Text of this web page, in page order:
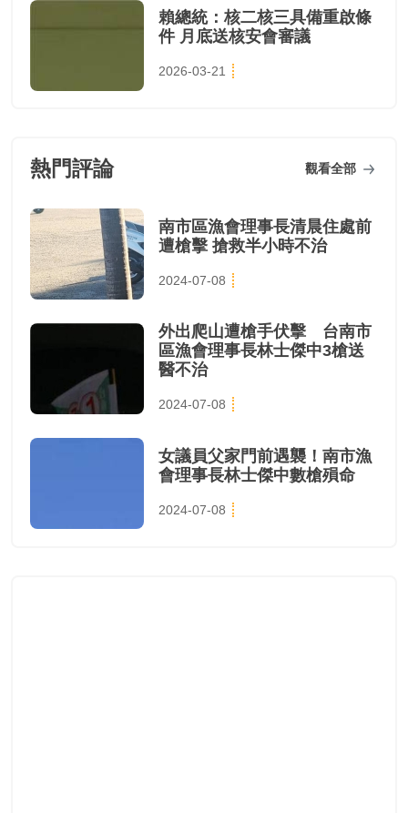
賴總統：核二核三具備重啟條
件 月底送核安會審議
2026-03-21
熱門評論 觀看全部
南市區漁會理事長清晨住處前
遭槍擊 搶救半小時不治
2024-07-08
外出爬山遭槍手伏擊 台南市
區漁會理事長林士傑中3槍送
醫不治
2024-07-08
女議員父家門前遇襲！南市漁
會理事長林士傑中數槍殞命
2024-07-08